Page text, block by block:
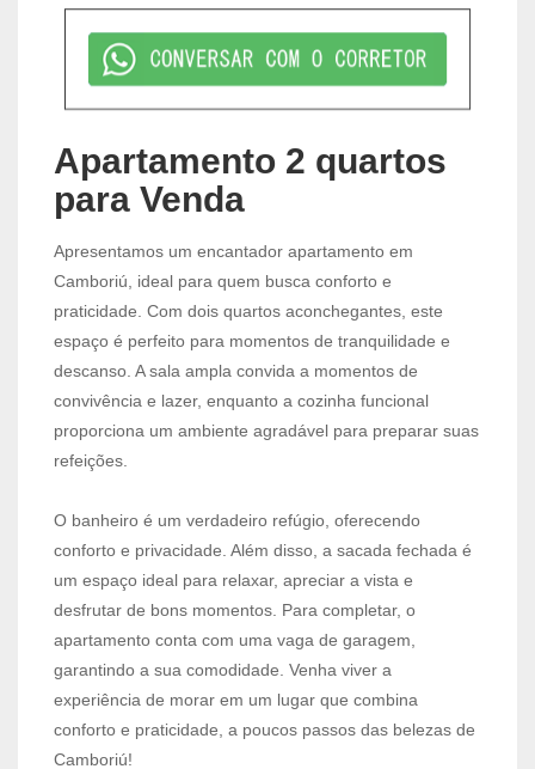
Apartamento 2 quartos
para Venda
Apresentamos um encantador apartamento em
Camboriú, ideal para quem busca conforto e
praticidade. Com dois quartos aconchegantes, este
espaço é perfeito para momentos de tranquilidade e
descanso. A sala ampla convida a momentos de
convivência e lazer, enquanto a cozinha funcional
proporciona um ambiente agradável para preparar suas
refeições.
O banheiro é um verdadeiro refúgio, oferecendo
conforto e privacidade. Além disso, a sacada fechada é
um espaço ideal para relaxar, apreciar a vista e
desfrutar de bons momentos. Para completar, o
apartamento conta com uma vaga de garagem,
garantindo a sua comodidade. Venha viver a
experiência de morar em um lugar que combina
conforto e praticidade, a poucos passos das belezas de
Camboriú!